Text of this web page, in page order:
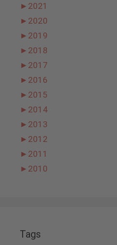
► 2021
► 2020
► 2019
► 2018
► 2017
► 2016
► 2015
► 2014
► 2013
► 2012
► 2011
► 2010
Tags